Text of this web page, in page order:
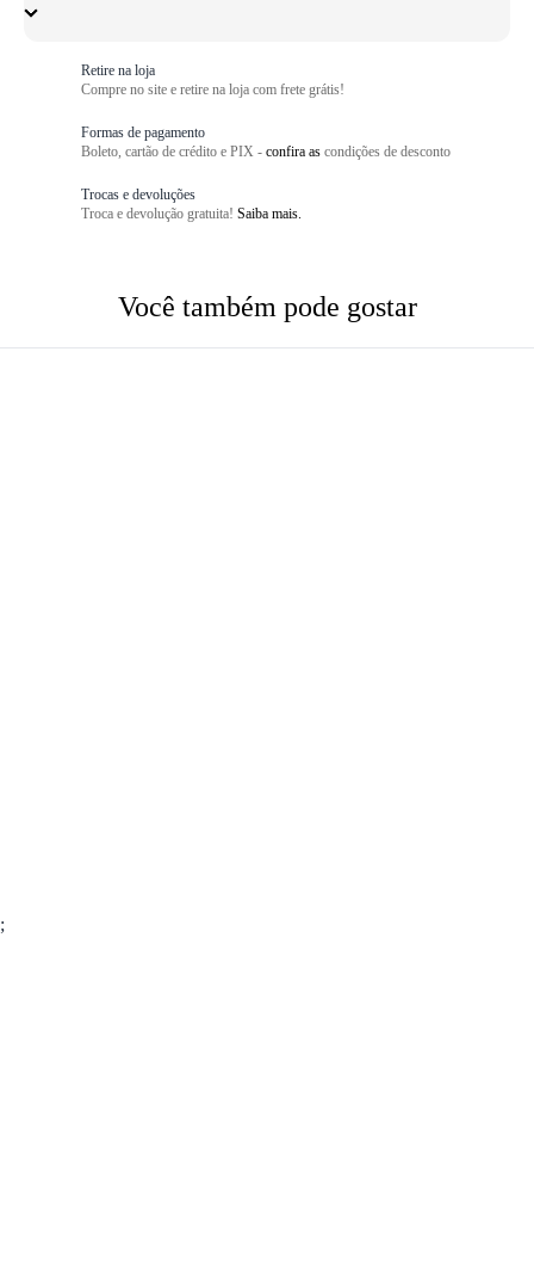
Retire na loja
Compre no site e retire na loja com frete grátis!
Formas de pagamento
Boleto, cartão de crédito e PIX - confira as condições de desconto
Trocas e devoluções
Troca e devolução gratuita! Saiba mais.
Você também pode gostar
;